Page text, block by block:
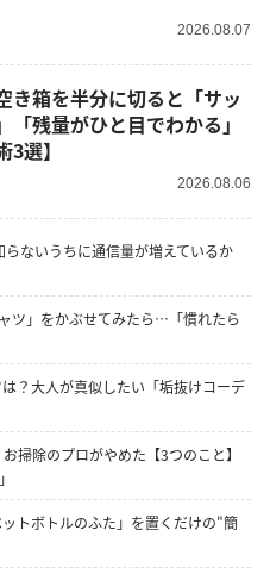
2026.08.07
き箱を半分に切ると「サッ
「残量がひと目でわかる」
3選】
2026.08.06
らないうちに通信量が増えているか
ツ」をかぶせてみたら…「慣れたら
？大人が真似したい「垢抜けコーデ
掃除のプロがやめた【3つのこと】
トボトルのふた」を置くだけの"簡